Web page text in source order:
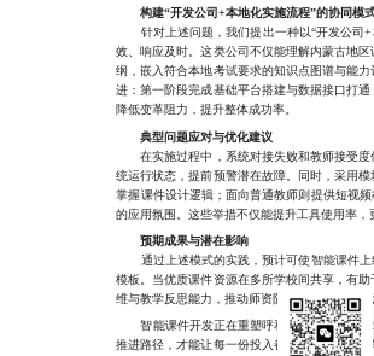
构建“开发公司+本地化实施流程”的协同模
针对上述问题，我们提出一种以“开发公司+
效、响应及时。这类公司不仅能理解内蒙古地
纲，嵌入符合本地考试要求的知识点图谱与能
进：第一阶段完成基础平台搭建与数据接口打
降低变革阻力，提升整体成功率。
典型问题应对与优化建议
在实施过程中，系统对接失败和教师接受度
统运行状态，提前预警潜在故障。同时，采用
掌握课件设计逻辑；面向普通教师则提供短视
的应用氛围。这些举措不仅能提升工具使用率
预期成果与潜在影响
通过上述模式的实践，预计可使智能课件上
模板。当优质课件资源在多所学校间共享，有
维与教学反思能力，推动师资队伍整体升级。
智能课件开发正在重塑呼和浩特乃至整个西
推进路径，才能让每一份投入都转化为真实的